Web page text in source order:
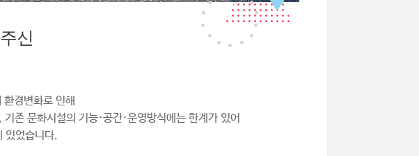
신
경변화로 인해
존 문화시설의 기능·공간·운영방식에는 한계가 있어
있었습니다.